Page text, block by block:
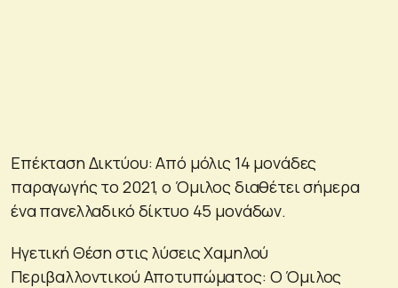
Επέκταση Δικτύου: Από μόλις 14 μονάδες
παραγωγής το 2021, ο Όμιλος διαθέτει σήμερα
ένα πανελλαδικό δίκτυο 45 μονάδων.
Ηγετική Θέση στις λύσεις Χαμηλού
Περιβαλλοντικού Αποτυπώματος: Ο Όμιλος